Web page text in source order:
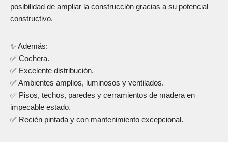
posibilidad de ampliar la construcción gracias a su potencial
constructivo.
✨ Además:
✅ Cochera.
✅ Excelente distribución.
✅ Ambientes amplios, luminosos y ventilados.
✅ Pisos, techos, paredes y cerramientos de madera en
impecable estado.
✅ Recién pintada y con mantenimiento excepcional.